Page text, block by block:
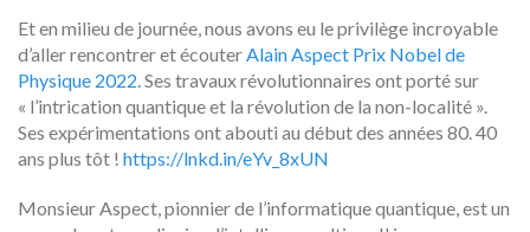
Et en milieu de journée, nous avons eu le privilège incroyable
d’aller rencontrer et écouter Alain Aspect Prix Nobel de
Physique 2022. Ses travaux révolutionnaires ont porté sur
« l’intrication quantique et la révolution de la non-localité ».
Ses expérimentations ont abouti au début des années 80. 40
ans plus tôt ! https://lnkd.in/eYv_8xUN
Monsieur Aspect, pionnier de l’informatique quantique, est un